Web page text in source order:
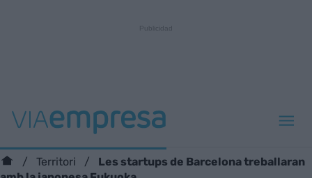
Territori
Les startups de Barcelona treballaran